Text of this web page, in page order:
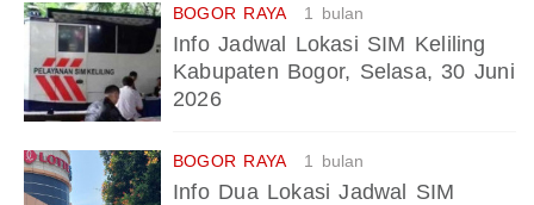
BOGOR RAYA 1 bulan
Info Jadwal Lokasi SIM Keliling
Kabupaten Bogor, Selasa, 30 Juni
2026
BOGOR RAYA 1 bulan
Info Dua Lokasi Jadwal SIM